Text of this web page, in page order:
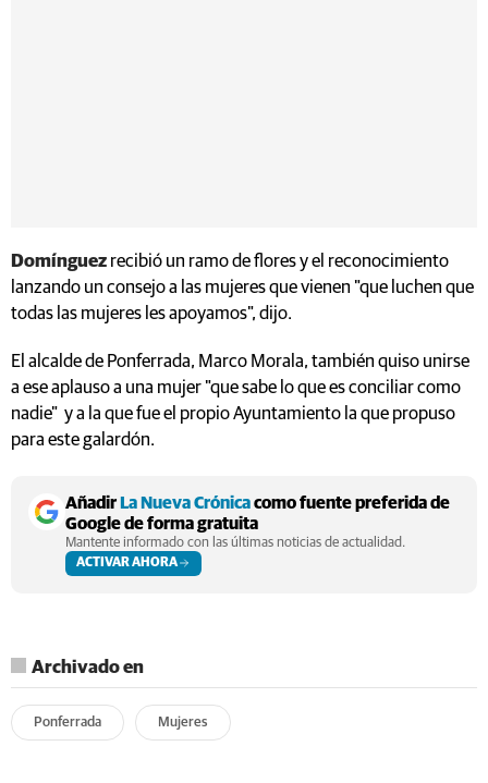
Domínguez recibió un ramo de flores y el reconocimiento
lanzando un consejo a las mujeres que vienen "que luchen que
todas las mujeres les apoyamos", dijo.
El alcalde de Ponferrada, Marco Morala, también quiso unirse
a ese aplauso a una mujer "que sabe lo que es conciliar como
nadie" y a la que fue el propio Ayuntamiento la que propuso
para este galardón.
AñadirLa Nueva Crónicacomo fuente preferida de
Google de forma gratuita
Mantente informado con las últimas noticias de actualidad.
ACTIVAR AHORA
Archivado en
Ponferrada Mujeres